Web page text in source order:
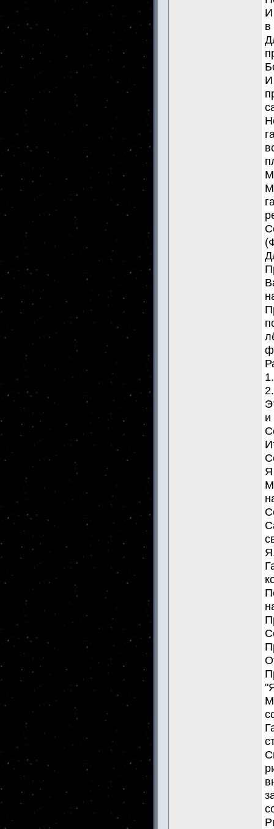
И
И
и
Я